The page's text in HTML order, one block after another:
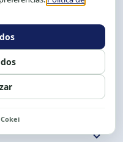
9 9239-2104 ou 2105
e 13 às 17h.
Fale conosco